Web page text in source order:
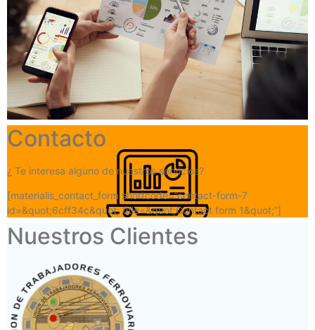
Contacto
¿ Te interesa alguno de nuestros servicios?
[materialis_contact_form shortcode=”contact-form-7
id=&quot;6cff34c&quot; title=&quot;Contact form 1&quot;”]
Nuestros Clientes